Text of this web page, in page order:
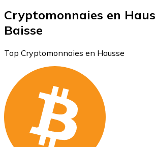
Cryptomonnaies en
Baisse
Top Cryptomonnaies en Hausse